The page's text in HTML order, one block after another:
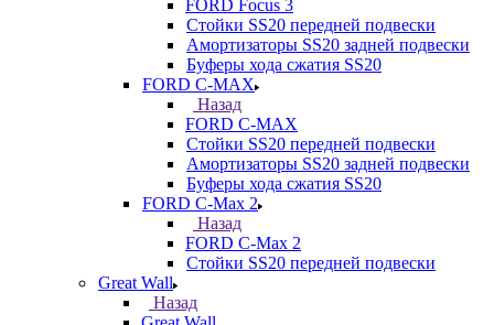
FORD Focus 3
Стойки SS20 передней подвески
Амортизаторы SS20 задней подвески
Буферы хода сжатия SS20
FORD С-MAX
Назад
FORD С-MAX
Стойки SS20 передней подвески
Амортизаторы SS20 задней подвески
Буферы хода сжатия SS20
FORD C-Max 2
Назад
FORD C-Max 2
Стойки SS20 передней подвески
Great Wall
Назад